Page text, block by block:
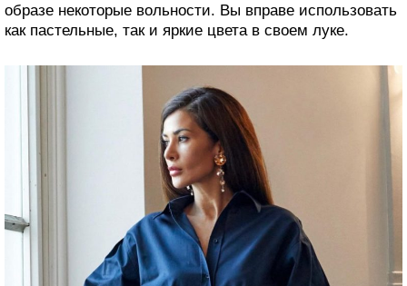
образе некоторые вольности. Вы вправе использовать
как пастельные, так и яркие цвета в своем луке.